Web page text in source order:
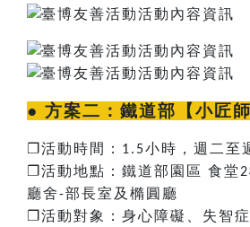
● 方案二： 鐵道部【小匠
❐ 活動時間： 1.5小時，週二至
❐ 活動地點：鐵道部園區 食堂2
廳舍-部長室及橢圓廳
❐ 活動對象：身心障礙、失智